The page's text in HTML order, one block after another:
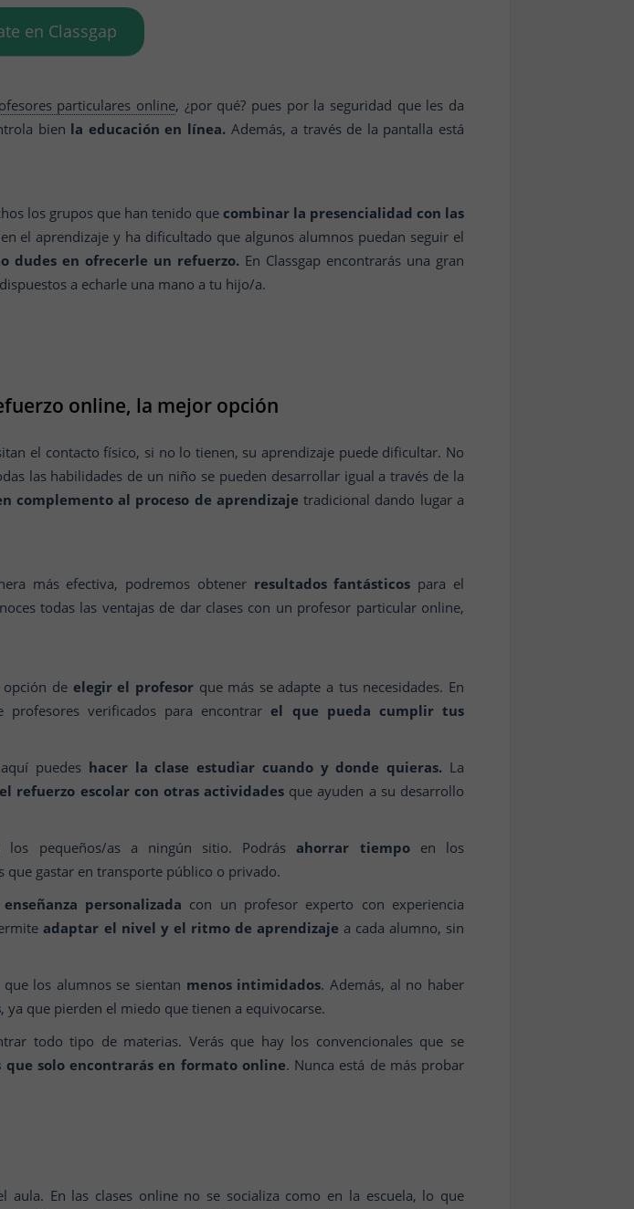
en Classgap
particulares online, ¿por qué? pues por la seguridad que les da
bien la educación en línea.Además, a través de la pantalla está
los grupos que han tenido que combinar la presencialidad con las
el aprendizaje y ha dificultado que algunos alumnos puedan seguir el
dudes en ofrecerle un refuerzo. En Classgap encontrarás una gran
a echarle una mano a tu hijo/a.
online, la mejor opción
el contacto físico, si no lo tienen, su aprendizaje puede dificultar. No
las habilidades de un niño se pueden desarrollar igual a través de la
complemento al proceso de aprendizaje tradicional dando lugar a
más efectiva, podremos obtener resultados fantásticos para el
todas las ventajas de dar clases con un profesor particular online,
opción de elegir el profesorque más se adapte a tus necesidades. En
verificados para encontrar el que pueda cumplir tus
puedes hacer la clase estudiar cuando y donde quieras. La
refuerzo escolar con otras actividades que ayuden a su desarrollo
pequeños/as a ningún sitio. Podrásahorrar tiempoen los
que gastar en transporte público o privado.
enseñanza personalizada con un profesor experto con experiencia
adaptar el nivel y el ritmo de aprendizaje a cada alumno, sin
los alumnos se sientan menos intimidados. Además, al no haber
, ya que pierden el miedo que tienen a equivocarse.
todo tipo de materias. Verás que hay los convencionales que se
que solo encontrarás en formato online. Nunca está de más probar
En las clases online no se socializa como en la escuela, lo que